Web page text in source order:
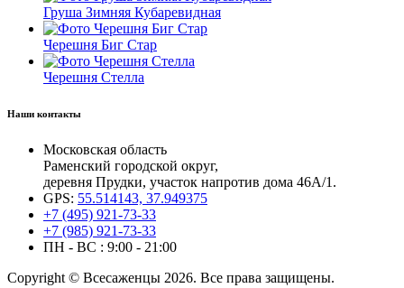
Груша Зимняя Кубаревидная
Черешня Биг Стар
Черешня Стелла
Наши контакты
Московская область
Раменский городской округ,
деревня Прудки, участок напротив дома 46А/1.
GPS: 55.514143, 37.949375
+7 (495) 921-73-33
+7 (985) 921-73-33
ПН - ВС : 9:00 - 21:00
Copyright © Всесаженцы 2026. Все права защищены.